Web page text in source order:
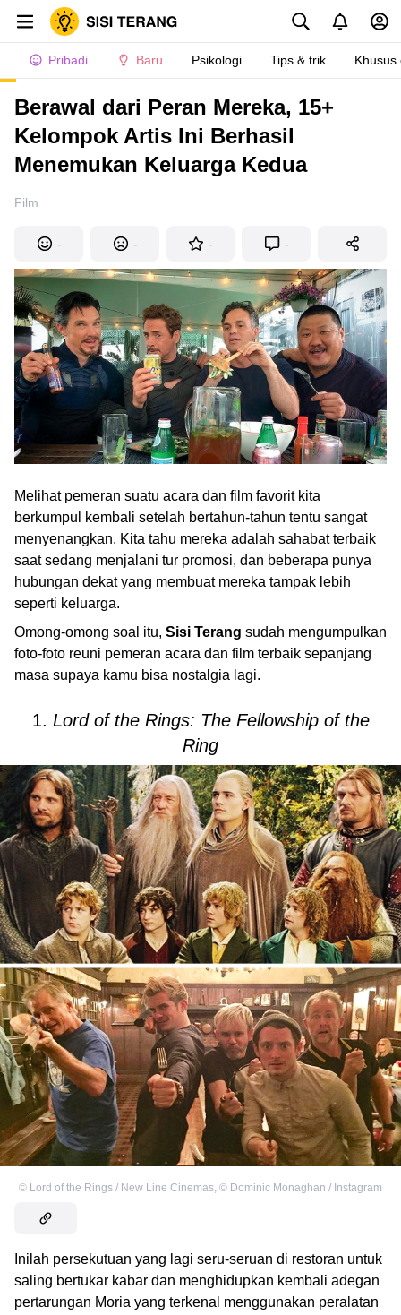
Pribadi Baru Psikologi Tips & trik Khusus
Berawal dari Peran Mereka, 15+
Kelompok Artis Ini Berhasil
Menemukan Keluarga Kedua
Film
- - - -
Melihat pemeran suatu acara dan film favorit kita
berkumpul kembali setelah bertahun-tahun tentu sangat
menyenangkan. Kita tahu mereka adalah sahabat terbaik
saat sedang menjalani tur promosi, dan beberapa punya
hubungan dekat yang membuat mereka tampak lebih
seperti keluarga.
Omong-omong soal itu, Sisi Terang sudah mengumpulkan
foto-foto reuni pemeran acara dan film terbaik sepanjang
masa supaya kamu bisa nostalgia lagi.
1. Lord of the Rings: The Fellowship of the
Ring
© Lord of the Rings / New Line Cinemas, © Dominic Monaghan / Instagram
Inilah persekutuan yang lagi seru-seruan di restoran untuk
saling bertukar kabar dan menghidupkan kembali adegan
pertarungan Moria yang terkenal menggunakan peralatan